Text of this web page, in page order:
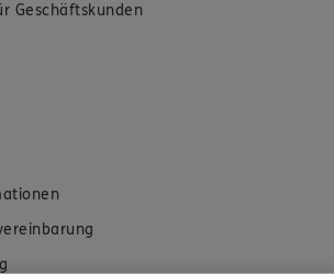
Geschäftskunden